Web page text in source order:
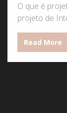
O que é
projeto de
Read More